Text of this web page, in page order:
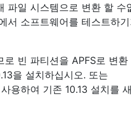
파일 시스템으로 변환 할 수
서 소프트웨어를 테스트하
로 빈 파티션을 APFS로 변
을 설치하십시오. 또는
용하여 기존 10.13 설치를